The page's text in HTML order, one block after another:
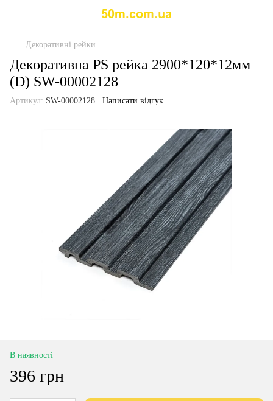
Декоративні рейки
Декоративна PS рейка 2900*120*12мм
(D) SW-00002128
Артикул: SW-00002128 Написати відгук
В наявності
396 грн